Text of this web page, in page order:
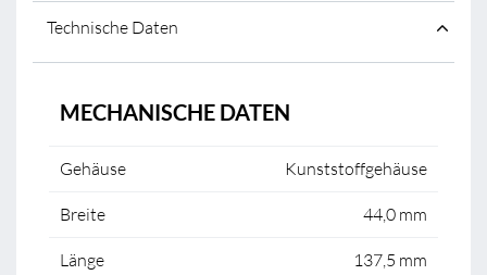
Technische Daten
MECHANISCHE DATEN
Gehäuse Kunststoffgehäuse
Breite 44,0 mm
Länge 137,5 mm